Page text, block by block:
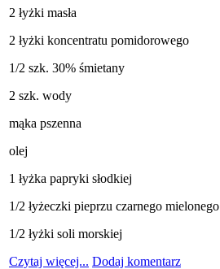
2 łyżki masła
2 łyżki koncentratu pomidorowego
1/2 szk. 30% śmietany
2 szk. wody
mąka pszenna
olej
1 łyżka papryki słodkiej
1/2 łyżeczki pieprzu czarnego mielonego
1/2 łyżki soli morskiej
Czytaj więcej... Dodaj komentarz